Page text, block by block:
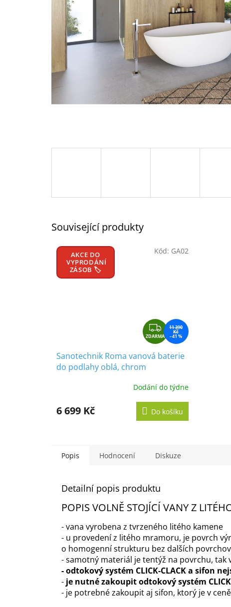
Související produkty
AKCE DO
VYPRODÁNÍ
ZÁSOB 🏷️
Z
D
A
R
A
ZDARMA
11 390
Kč
–41 %
Sanotechnik Roma vanová baterie
do podlahy oblá, chrom
Dodání do týdne
6 699 Kč Do košíku
Kód: GA02
Popis Hodnocení Diskuze
Detailní popis produktu
POPIS VOLNĚ STOJÍCÍ VANY Z
- vana vyrobena z tvrzeného litého kamene
- u provedení z litého mramoru, je povrch
o homogenní strukturu bez dalších
- samotný materiál je tentýž na povrchu, tak
- odtokový systém CLICK-CLACK a sifon
- je nutné zakoupit odtokový systém
- je potrebné zakoupit aj sifon, ktorý je v ceně